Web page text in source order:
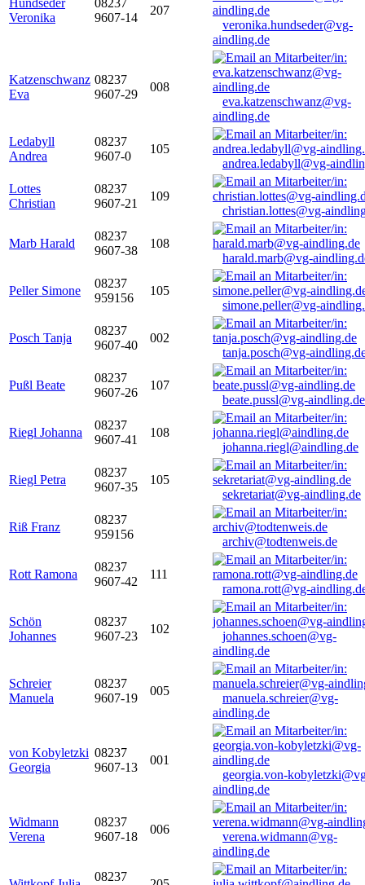
Hundseder
Veronika
08237
9607-14
207
veronika.hundseder@vg-
aindling.de
Katzenschwanz
Eva
08237
9607-29
008
eva.katzenschwanz@vg-
aindling.de
Ledabyll
Andrea
08237
9607-0
105
andrea.ledabyll@vg-
Lottes
Christian
08237
9607-21
109
christian.lottes@vg-
Marb Harald
08237
9607-38
108
harald.marb@vg-
Peller Simone
08237
959156
105
simone.peller@vg-
Posch Tanja
08237
9607-40
002
tanja.posch@vg-
Pußl Beate
08237
9607-26
107
beate.pussl@vg-aindling.de
Riegl Johanna
08237
9607-41
108
johanna.riegl@aindling.de
Riegl Petra
08237
9607-35
105
sekretariat@vg-aindling.de
Riß Franz
08237
959156
archiv@todtenweis.de
Rott Ramona
08237
9607-42
111
ramona.rott@vg-
Schön
Johannes
08237
9607-23
102
johannes.schoen@vg-
aindling.de
Schreier
Manuela
08237
9607-19
005
manuela.schreier@vg-
aindling.de
von Kobyletzki
Georgia
08237
9607-13
001
georgia.von-
aindling.de
Widmann
Verena
08237
9607-18
006
verena.widmann@vg-
aindling.de
08237